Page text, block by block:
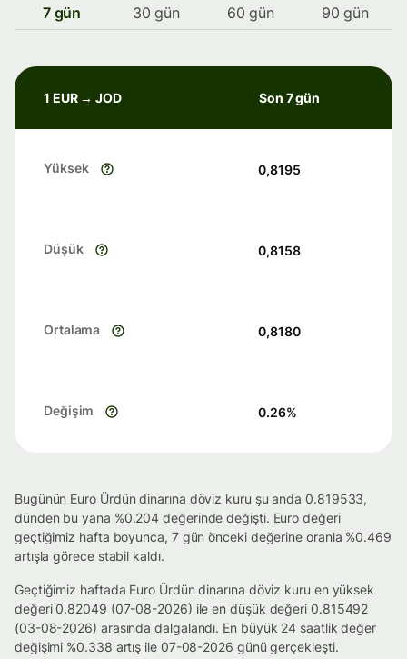
7 gün 30 gün 60 gün 90 gün
1 EUR → JOD Son 7 gün
Yüksek 0,8195
Düşük 0,8158
Ortalama 0,8180
Değişim 0.26%
Bugünün Euro Ürdün dinarına döviz kuru şu anda 0.819533,
dünden bu yana %0.204 değerinde değişti. Euro değeri
geçtiğimiz hafta boyunca, 7 gün önceki değerine oranla %0.469
artışla görece stabil kaldı.
Geçtiğimiz haftada Euro Ürdün dinarına döviz kuru en yüksek
değeri 0.82049 (07-08-2026) ile en düşük değeri 0.815492
(03-08-2026) arasında dalgalandı. En büyük 24 saatlik değer
değişimi %0.338 artış ile 07-08-2026 günü gerçekleşti.